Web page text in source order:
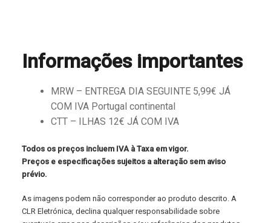
Informações importantes
MRW – ENTREGA DIA SEGUINTE 5,99€ JÁ
COM IVA Portugal continental
CTT – ILHAS 12€ JÁ COM IVA
Todos os preços incluem IVA à Taxa em vigor.
Preços e especificações sujeitos a alteração sem aviso
prévio.
As imagens podem não corresponder ao produto descrito. A
CLR Eletrónica, declina qualquer responsabilidade sobre